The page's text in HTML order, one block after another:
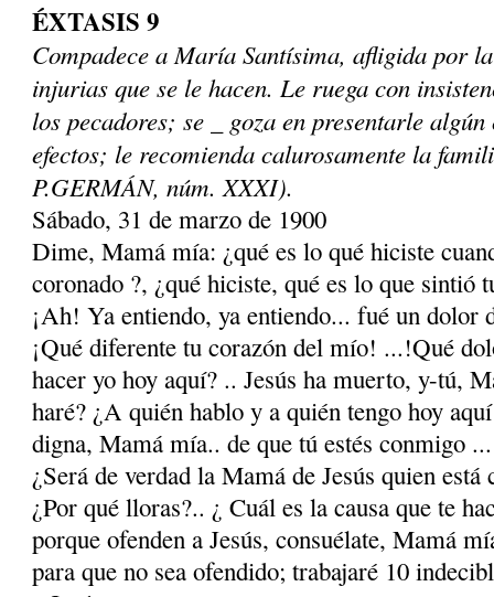
ÉXTASIS 9
Compadece a María Santísima, afligida por
injurias que se le hacen. Le ruega con
los pecadores; se _ goza en presentarle
efectos; le recomienda calurosamente la
P.GERMÁN, núm. XXXI).
Sábado, 31 de marzo de 1900
Dime, Mamá mía: ¿qué es lo qué hiciste
coronado ?, ¿qué hiciste, qué es lo que sintió
¡Ah! Ya entiendo, ya entiendo... fué un dolor
¡Qué diferente tu corazón del mío! ...!Qué
hacer yo hoy aquí? .. Jesús ha muerto, y-tú,
haré? ¿A quién hablo y a quién tengo hoy
digna, Mamá mía.. de que tú estés con­migo
¿Será de verdad la Mamá de Jesús quien está
¿Por qué lloras?.. ¿ Cuál es la causa que te
porque ofenden a Jesús, consuélate, Mamá
para que no sea ofendido; trabajaré 10